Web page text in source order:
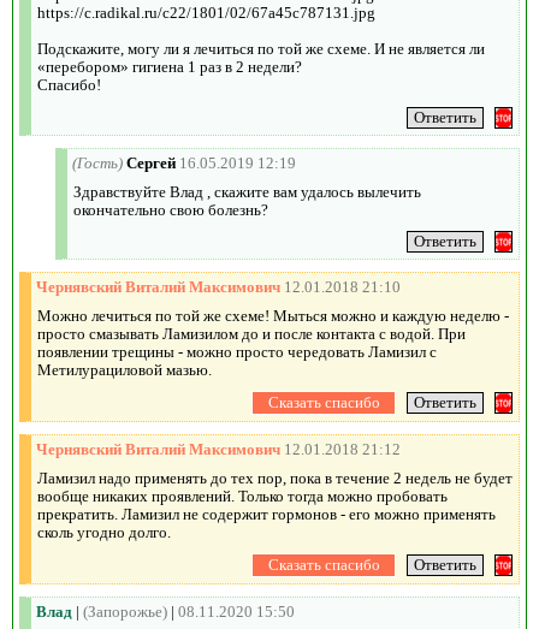
https://c.radikal.ru/c22/1801/02/67a45c787131.jpg
Подскажите, могу ли я лечиться по той же схеме. И не является ли
«перебором» гигиена 1 раз в 2 недели?
Спасибо!
(Гость) Сергей 16.05.2019 12:19
Здравствуйте Влад , скажите вам удалось вылечить
окончательно свою болезнь?
Чернявский Виталий Максимович 12.01.2018 21:10
Можно лечиться по той же схеме! Мыться можно и каждую неделю -
просто смазывать Ламизилом до и после контакта с водой. При
появлении трещины - можно просто чередовать Ламизил с
Метилурациловой мазью.
Чернявский Виталий Максимович 12.01.2018 21:12
Ламизил надо применять до тех пор, пока в течение 2 недель не будет
вообще никаких проявлений. Только тогда можно пробовать
прекратить. Ламизил не содержит гормонов - его можно применять
сколь угодно долго.
Влад | (Запорожье) | 08.11.2020 15:50